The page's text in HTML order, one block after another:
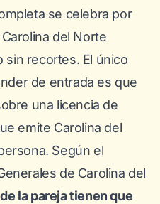
se celebra por
Carolina del Norte
sin recortes. El único
de entrada es que
una licencia de
emite Carolina del
Según el
de Carolina del
la pareja tienen que